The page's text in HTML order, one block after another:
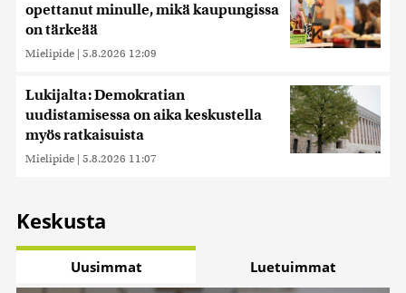
opettanut minulle, mikä kaupungissa
on tärkeää
Mielipide | 5.8.2026 12:09
Lukijalta: Demokratian
uudistamisessa on aika keskustella
myös ratkaisuista
Mielipide | 5.8.2026 11:07
Keskusta
Uusimmat Luetuimmat